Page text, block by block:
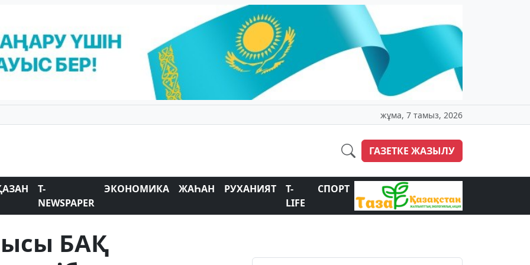
жұма, 7 тамыз, 2026
ГАЗЕТКЕ ЖАЗЫЛУ
T-
NEWSPAPER
ЭКОНОМИКА ЖАҺАН РУХАНИЯТ
T-
LIFE
СПОРТ
БАҚ